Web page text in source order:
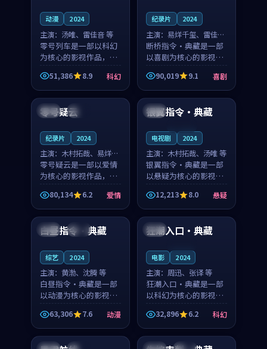
动漫 2024
主演： 汤唯、雷佳音 等
零号列车是一部以科幻
为核心的影视作品，围
绕危机、反转与人物成
长展开，整体节奏紧
凑，值得推荐观看。
51,386 8.9 科幻
纪录片 2024
主演： 易烊千玺、雷佳音
等
断桥指令·典藏是一部
以喜剧为核心的影视作
品，围绕危机、反转与
人物成长展开，整体节
奏紧凑，值得推荐观
看。
90,019 9.1 喜剧
英国 杜比
零号疑云
纪录片 2024
主演： 木村拓哉、易烊千
玺 等
零号疑云是一部以爱情
为核心的影视作品，围
绕危机、反转与人物成
长展开，整体节奏紧
凑，值得推荐观看。
80,134 6.2 爱情
中国
银翼指令·典藏
电视剧 2024
主演： 木村拓哉、汤唯 等
银翼指令·典藏是一部
以悬疑为核心的影视作
品，围绕危机、反转与
人物成长展开，整体节
奏紧凑，值得推荐观
看。
12,213 8.0 悬疑
中国 高分
白昼指令·典藏
综艺 2024
主演： 黄渤、沈腾 等
白昼指令·典藏是一部
以动漫为核心的影视作
品，围绕危机、反转与
人物成长展开，整体节
奏紧凑，值得推荐观
看。
63,306 7.6 动漫
日本
狂潮入口·典藏
电影 2024
主演： 周迅、张译 等
狂潮入口·典藏是一部
以科幻为核心的影视作
品，围绕危机、反转与
人物成长展开，整体节
奏紧凑，值得推荐观
看。
32,896 6.2 科幻